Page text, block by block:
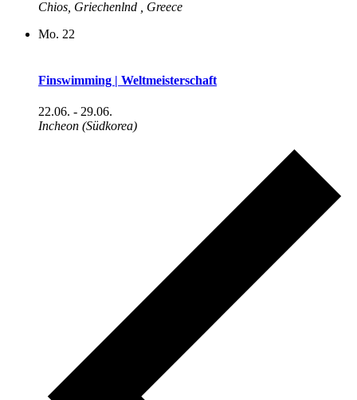
Chios, Griechenlnd
, Greece
Mo. 22
Finswimming | Weltmeisterschaft
22.06. - 29.06.
Incheon (Südkorea)